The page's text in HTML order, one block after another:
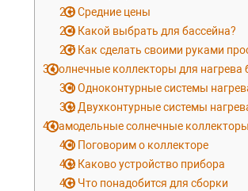
2.3Средние цены
2.4 Какой выбрать для бассейна?
2.5 Как сделать своими руками
3Солнечные коллекторы для нагрева
3.1Одноконтурные системы
3.2 Двухконтурные системы
4Самодельные солнечные
4.1 Поговорим о коллекторе
4.2 Каково устройство прибора
4.3 Что понадобится для сборки